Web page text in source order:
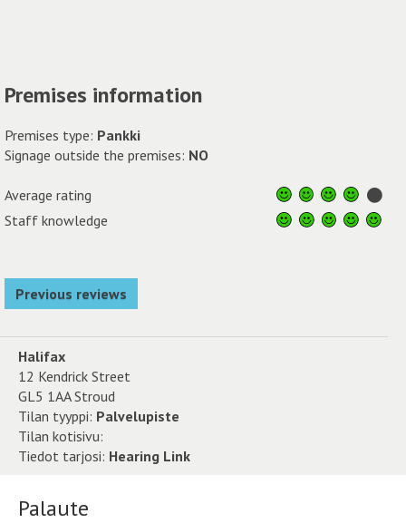
Premises information
Premises type: Pankki
Signage outside the premises: NO
Average rating
Staff knowledge
Previous reviews
Halifax
12 Kendrick Street
GL5 1AA Stroud
Tilan tyyppi: Palvelupiste
Tilan kotisivu:
Tiedot tarjosi: Hearing Link
Palaute